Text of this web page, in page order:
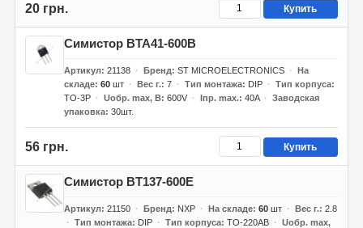
20 грн. Купить
Симистор BTA41-600B
Артикул 21138 Бренд ST MICROELECTRONICS
На
складе 60шт Вес г. 7 Тип монтажа DIP
Тип корпуса
TO-3P
Uобр. max, В 600V Iпр. max. 40A
Заводская
упаковка 30шт.
56 грн. Купить
Симистор BT137-600E
Артикул 21150 Бренд NXP На складе 60шт Вес г. 2.8
Тип монтажа
DIP Тип корпуса TO-220AB
Uобр. max,